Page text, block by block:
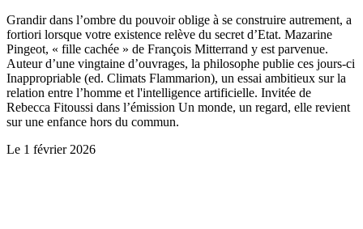
Grandir dans l’ombre du pouvoir oblige à se construire autrement, a
fortiori lorsque votre existence relève du secret d’Etat. Mazarine
Pingeot, « fille cachée » de François Mitterrand y est parvenue.
Auteur d’une vingtaine d’ouvrages, la philosophe publie ces jours-ci
Inappropriable (ed. Climats Flammarion), un essai ambitieux sur la
relation entre l’homme et l'intelligence artificielle. Invitée de
Rebecca Fitoussi dans l’émission Un monde, un regard, elle revient
sur une enfance hors du commun.
Le 1 février 2026